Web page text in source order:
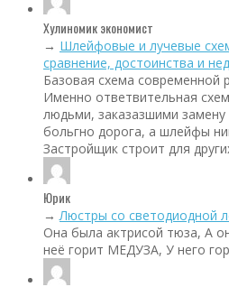
Хулиномик экономист
→ Шлейфовые и лучевые
сравнение, достоинства и
Базовая схема современной
Именно ответвительная
людьми, заказазшими замену
больгно дорога, а шлейфы
Застройщик строит для
Юрик
→ Люстры со светодиодной
Она была актрисой тюза, А
неё горит МЕДУЗА, У него